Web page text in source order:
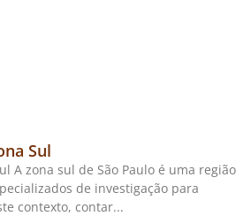
Sul
A zona sul de São Paulo é uma região
de investigação para
contexto, contar